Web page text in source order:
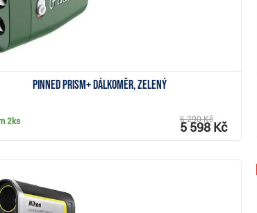
Pinned Prism+ dálkoměr, zelený
2ks 6 290 Kč
5 598 Kč